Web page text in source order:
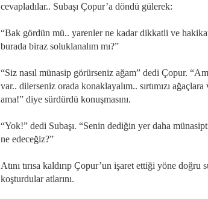
cevapladılar.. Subaşı Çopur’a döndü gülerek:
“Bak gördün mü.. yarenler ne kadar dikkatli ve
burada biraz soluklanalım mı?”
“Siz nasıl münasip görürseniz ağam” dedi Çopur.
var.. dilerseniz orada konaklayalım.. sırtımızı
ama!” diye sürdürdü konuşmasını.
“Yok!” dedi Subaşı. “Senin dediğin yer daha
ne edeceğiz?”
Atını tırısa kaldırıp Çopur’un işaret ettiği yöne doğru
koşturdular atlarını.